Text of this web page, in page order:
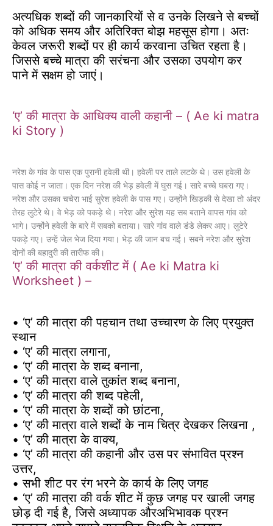
अत्यधिक शब्दों की जानकारियों से व उनके लिखने से बच्चों
को अधिक समय और अतिरिक्त बोझ महसूस होगा। अतः
केवल जरूरी शब्दों पर ही कार्य करवाना उचित रहता है।
जिससे बच्चे मात्रा की सरंचना और उसका उपयोग कर
पाने में सक्षम हो जाएं।
‘ए’ की मात्रा के आधिक्य वाली कहानी – ( Ae ki matra
ki Story )
नरेश के गांव के पास एक पुरानी हवेली थी। हवेली पर ताले लटके थे। उस हवेली के
पास कोई न जाता। एक दिन नरेश की भेड़ हवेली में घुस गई। सारे बच्चे घबरा गए।
नरेश और उसका चचेरा भाई सुरेश हवेली के पास गए। उन्होंने खिड़की से देखा तो अंदर
तेरह लुटेरे थे। वे भेड़ को पकड़े थे। नरेश और सुरेश यह सब बताने वापस गांव को
भागे। उन्होंने हवेली के बारे में सबको बताया। सारे गांव वाले डंडे लेकर आए। लुटेरे
पकड़े गए। उन्हें जेल भेज दिया गया। भेड़ की जान बच गई। सबने नरेश और सुरेश
दोनों की बहादुरी की तारीफ की।
‘ए’ की मात्रा की वर्कशीट में ( Ae ki Matra ki
Worksheet ) –
• ‘ए’ की मात्रा की पहचान तथा उच्चारण के लिए प्रयुक्त
स्थान
• ‘ए’ की मात्रा लगाना,
• ‘ए’ की मात्रा के शब्द बनाना,
• ‘ए’ की मात्रा वाले तुकांत शब्द बनाना,
• ‘ए’ की मात्रा की शब्द पहेली,
• ‘ए’ की मात्रा के शब्दों को छांटना,
• ‘ए’ की मात्रा वाले शब्दों के नाम चित्र देखकर लिखना ,
• ‘ए’ की मात्रा के वाक्य,
• ‘ए’ की मात्रा की कहानी और उस पर संभावित प्रश्न
उत्तर,
• सभी शीट पर रंग भरने के कार्य के लिए जगह
• ‘ए’ की मात्रा की वर्क शीट में कुछ जगह पर खाली जगह
छोड़ दी गई है, जिसे अध्यापक औरअभिभावक प्रश्न